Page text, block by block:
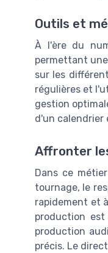
Outils et
À l'ère du
permettant
sur les
régulières et
gestion
d'un calendrier
Affronter
Dans ce
tournage, le
rapidement et
production
production
précis. Le